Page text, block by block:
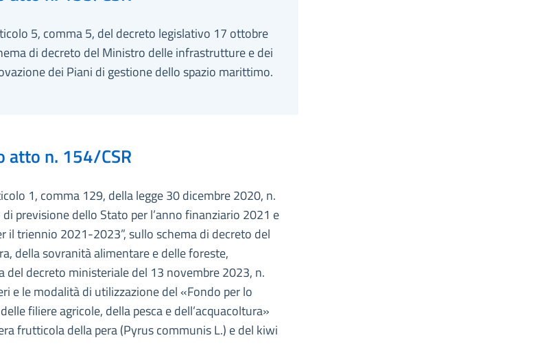
5, comma 5, del decreto legislativo 17 ottobre
di decreto del Ministro delle infrastrutture e dei
dei Piani di gestione dello spazio marittimo.
atto n. 154/CSR
1, comma 129, della legge 30 dicembre 2020, n.
previsione dello Stato per l’anno finanziario 2021 e
il triennio 2021-2023”, sullo schema di decreto del
della sovranità alimentare e delle foreste,
del decreto ministeriale del 13 novembre 2023, n.
e le modalità di utilizzazione del «Fondo per lo
filiere agricole, della pesca e dell’acquacoltura»
frutticola della pera (Pyrus communis L.) e del kiwi